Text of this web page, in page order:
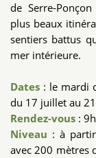
de Serre-
plus beaux
sentiers battus
mer intérieure.
Dates : le mardi
du 17 juillet au
Rendez-vous :
Niveau : à
avec 200 mètres